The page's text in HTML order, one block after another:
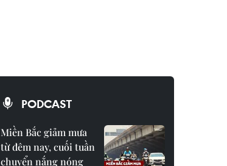
PODCAST
Miền Bắc giảm mưa
từ đêm nay, cuối tuần
chuyển nắng nóng